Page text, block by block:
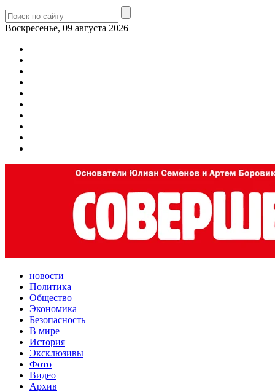
Воскресенье, 09 августа 2026
новости
Политика
Общество
Экономика
Безопасность
В мире
История
Эксклюзивы
Фото
Видео
Архив